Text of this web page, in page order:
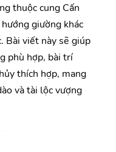
thuộc cung Cấn
giường khác
Bài viết này sẽ giúp
phù hợp, bài trí
thích hợp, mang
và tài lộc vượng